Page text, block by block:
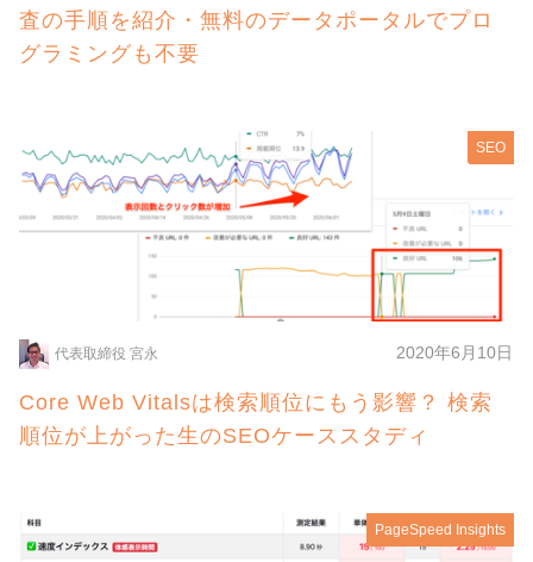
査の手順を紹介・無料のデータポータルでプロ
グラミングも不要
SEO
代表取締役 宮永 2020年6月10日
Core Web Vitalsは検索順位にもう影響？ 検索
順位が上がった生のSEOケーススタディ
PageSpeed Insights